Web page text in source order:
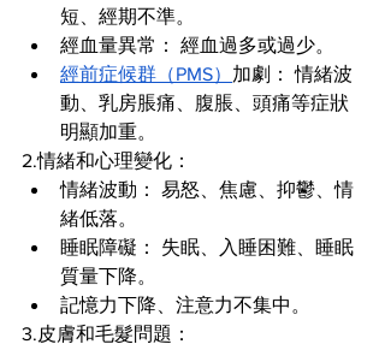
短、經期不準。
經血量異常： 經血過多或過少。
經前症候群（PMS） 加劇： 情緒波
動、乳房脹痛、腹脹、頭痛等症狀
明顯加重。
2.情緒和心理變化：
情緒波動： 易怒、焦慮、抑鬱、情
緒低落。
睡眠障礙： 失眠、入睡困難、睡眠
質量下降。
記憶力下降、注意力不集中。
3.皮膚和毛髮問題：